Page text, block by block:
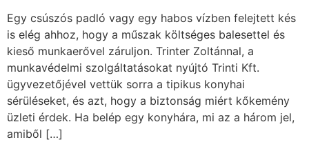
Egy csúszós padló vagy egy habos vízben felejtett kés
is elég ahhoz, hogy a műszak költséges balesettel és
kieső munkaerővel záruljon. Trinter Zoltánnal, a
munkavédelmi szolgáltatásokat nyújtó Trinti Kft.
ügyvezetőjével vettük sorra a tipikus konyhai
sérüléseket, és azt, hogy a biztonság miért kőkemény
üzleti érdek. Ha belép egy konyhára, mi az a három jel,
amiből […]